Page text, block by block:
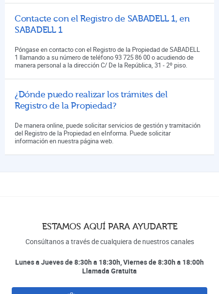
Contacte con el Registro de SABADELL 1, en
SABADELL 1
Póngase en contacto con el Registro de la Propiedad de SABADELL
1 llamando a su número de teléfono 93 725 86 00 o acudiendo de
manera personal a la dirección C/ De la República, 31 - 2º piso.
¿Dónde puedo realizar los trámites del
Registro de la Propiedad?
De manera online, puede solicitar servicios de gestión y tramitación
del Registro de la Propiedad en eInforma. Puede solicitar
información en nuestra página web.
ESTAMOS AQUÍ PARA AYUDARTE
Consúltanos a través de cualquiera de nuestros canales
Lunes a Jueves de 8:30h a 18:30h, Viernes de 8:30h a 18:00h
Llamada Gratuita